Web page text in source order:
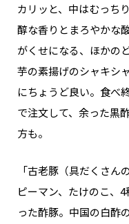
カリッと、中はむっち
醇な香りとまろやかな
がくせになる、ほかの
芋の素揚げのシャキシ
にちょうど良い。食べ
で注文して、余った黒
方も。
「古老豚（具だくさん
ピーマン、たけのこ、
った酢豚。中国の白酢